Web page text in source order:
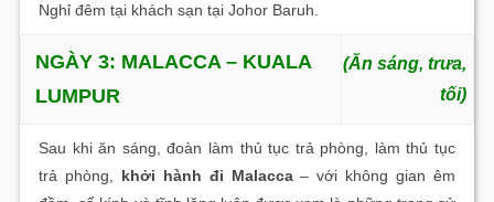
Nghỉ đêm tại khách sạn tại Johor Baruh.
NGÀY 3: MALACCA – KUALA
LUMPUR
(Ăn sáng, trưa,
tối)
Sau khi ăn sáng, đoàn làm thủ tục trả phòng, làm thủ tục
trả phòng, khởi hành đi Malacca– với không gian êm